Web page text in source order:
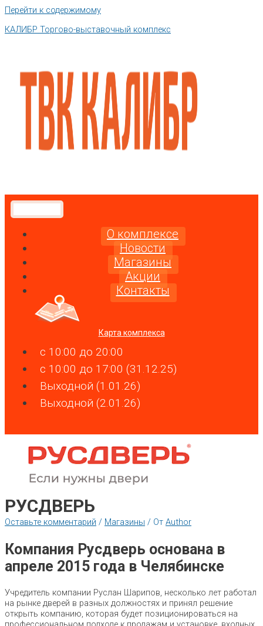
Перейти к содержимому
КАЛИБР Торгово-выставочный комплекс
О комплексе
Новости
Магазины
Акции
Контакты
Карта комплекса
c 10:00 до 20:00
c 10:00 до 17:00 (31.12.25)
Выходной (1.01.26)
Выходной (2.01.26)
РУСДВЕРЬ
Оставьте комментарий / Магазины / От Author
Компания Русдверь основана в
апреле 2015 года в Челябинске
Учредитель компании Руслан Шарипов, несколько лет работал
на рынке дверей в разных должностях и принял решение
открыть компанию, которая будет позиционироваться на